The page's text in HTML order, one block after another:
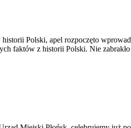
Polski, apel rozpoczęto
faktów z historii Polski. Nie